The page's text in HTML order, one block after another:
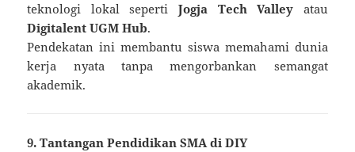
teknologi lokal seperti Jogja Tech Valley atau
Digitalent UGM Hub.
Pendekatan ini membantu siswa memahami dunia
kerja nyata tanpa mengorbankan semangat
akademik.
9. Tantangan Pendidikan SMA di DIY